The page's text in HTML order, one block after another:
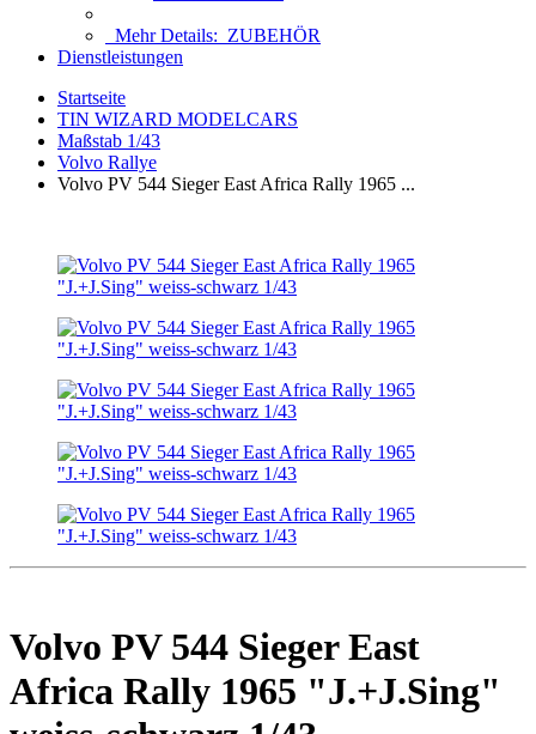
Mehr Details: ZUBEHÖR
Dienstleistungen
Startseite
TIN WIZARD MODELCARS
Maßstab 1/43
Volvo Rallye
Volvo PV 544 Sieger East Africa Rally 1965 ...
Volvo PV 544 Sieger East
Africa Rally 1965 "J.+J.Sing"